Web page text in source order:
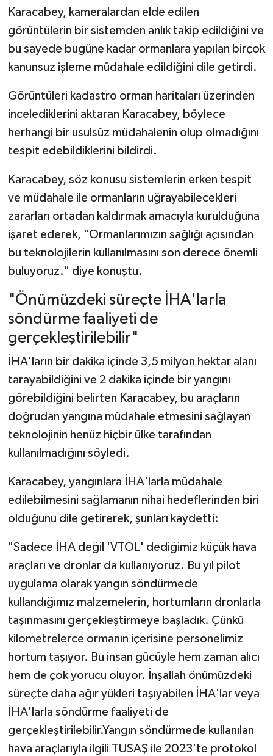
Karacabey, kameralardan elde edilen
görüntülerin bir sistemden anlık takip edildiğini ve
bu sayede bugüne kadar ormanlara yapılan birçok
kanunsuz işleme müdahale edildiğini dile getirdi.
Görüntüleri kadastro orman haritaları üzerinden
incelediklerini aktaran Karacabey, böylece
herhangi bir usulsüz müdahalenin olup olmadığını
tespit edebildiklerini bildirdi.
Karacabey, söz konusu sistemlerin erken tespit
ve müdahale ile ormanların uğrayabilecekleri
zararları ortadan kaldırmak amacıyla kurulduğuna
işaret ederek, "Ormanlarımızın sağlığı açısından
bu teknolojilerin kullanılmasını son derece önemli
buluyoruz." diye konuştu.
"Önümüzdeki süreçte İHA'larla
söndürme faaliyeti de
gerçekleştirilebilir"
İHA'ların bir dakika içinde 3,5 milyon hektar alanı
tarayabildiğini ve 2 dakika içinde bir yangını
görebildiğini belirten Karacabey, bu araçların
doğrudan yangına müdahale etmesini sağlayan
teknolojinin henüz hiçbir ülke tarafından
kullanılmadığını söyledi.
Karacabey, yangınlara İHA'larla müdahale
edilebilmesini sağlamanın nihai hedeflerinden biri
olduğunu dile getirerek, şunları kaydetti:
"Sadece İHA değil 'VTOL' dediğimiz küçük hava
araçları ve dronlar da kullanıyoruz. Bu yıl pilot
uygulama olarak yangın söndürmede
kullandığımız malzemelerin, hortumların dronlarla
taşınmasını gerçekleştirmeye başladık. Çünkü
kilometrelerce ormanın içerisine personelimiz
hortum taşıyor. Bu insan gücüyle hem zaman alıcı
hem de çok yorucu oluyor. İnşallah önümüzdeki
süreçte daha ağır yükleri taşıyabilen İHA'lar veya
İHA'larla söndürme faaliyeti de
gerçekleştirilebilir.Yangın söndürmede kullanılan
hava araçlarıyla ilgili TUSAŞ ile 2023'te protokol